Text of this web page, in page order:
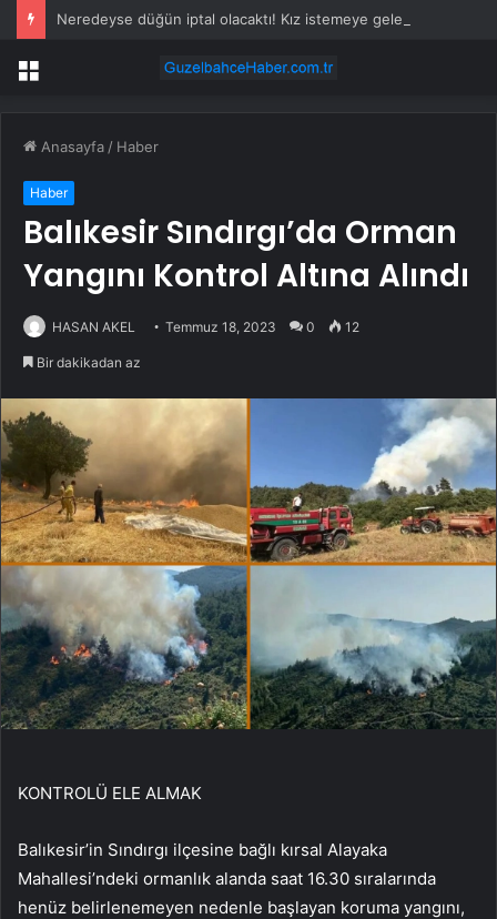
Menü
Anasayfa / Haber
Haber
Balıkesir Sındırgı’da Orman
Yangını Kontrol Altına Alındı
HASAN AKEL Temmuz 18, 2023 0 12
Bir dakikadan az
KONTROLÜ ELE ALMAK
Balıkesir’in Sındırgı ilçesine bağlı kırsal Alayaka
Mahallesi’ndeki ormanlık alanda saat 16.30 sıralarında
henüz belirlenemeyen nedenle başlayan koruma yangını,